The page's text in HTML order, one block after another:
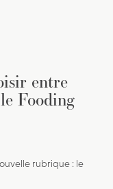
entre
Fooding
rubrique : le